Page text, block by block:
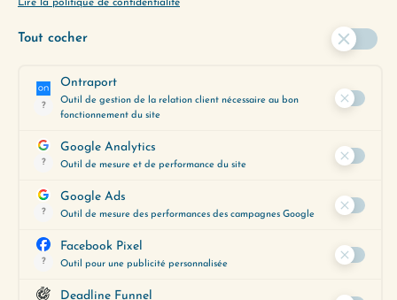
Est-ce que je me fais vivre des
expériences qui me rendent contente
d’être moi, et avec moi ?
rhétoriques. Ce sont les leviers les plus
puissants pour transformer durablement
votre rapport à votre image — et, au
passage, l’énergie que vous dégagez
aux yeux des autres.